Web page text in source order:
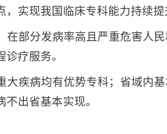
实现我国临床专科能力持续提
部分发病率高且严重危害人
疗服务。
疾病均有优势专科；省域内
出省基本实现。